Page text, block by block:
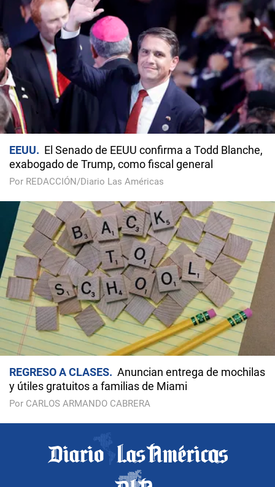
EEUU
El Senado de EEUU confirma a Todd Blanche,
exabogado de Trump, como fiscal general
Por REDACCIÓN/Diario Las Américas
REGRESO A CLASES
Anuncian entrega de mochilas
y útiles gratuitos a familias de Miami
Por CARLOS ARMANDO CABRERA